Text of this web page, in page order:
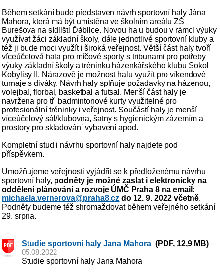
Během setkání bude představen návrh sportovní haly Jána
Mahora, která má být umístěna ve školním areálu ZŠ
Burešova na sídlišti Ďáblice. Novou halu budou v rámci výuky
využívat žáci základní školy, dále jednotlivé sportovní kluby a
též ji bude moci využít i široká veřejnost. Větší část haly tvoří
víceúčelová hala pro míčové sporty s tribunami pro potřeby
výuky základní školy a tréninku házenkářského klubu Sokol
Kobylisy II. Nárazově je možnost halu využít pro víkendové
turnaje s diváky. Návrh haly splňuje požadavky na házenou,
volejbal, florbal, basketbal a futsal. Menší část haly je
navržena pro tři badmintonové kurty využitelné pro
profesionální tréninky i veřejnost. Součástí haly je menší
víceúčelový sál/klubovna, šatny s hygienickým zázemím a
prostory pro skladování vybavení apod.
Kompletní studii návrhu sportovní haly najdete pod
příspěvkem.
Umožňujeme veřejnosti vyjádřit se k předloženému návrhu
sportovní haly, podněty je možné zaslat i elektronicky na
oddělení plánování a rozvoje ÚMČ Praha 8 na email:
michaela.vernerova@praha8.cz do 12. 9. 2022 včetně.
Podněty budeme též shromažďovat během veřejného setkání
29. srpna.
Studie sportovní haly Jana Mahora (PDF, 12,9 MB)
05.08.2022
Studie sportovní haly Jana Mahora